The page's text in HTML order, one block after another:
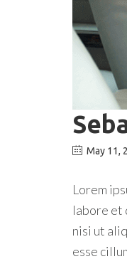
May 11,
Lorem
labore et
nisi ut
esse